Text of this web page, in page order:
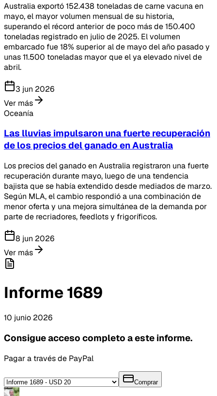
Australia exportó 152.438 toneladas de carne vacuna en
mayo, el mayor volumen mensual de su historia,
superando el récord anterior de poco más de 150.400
toneladas registrado en julio de 2025. El volumen
embarcado fue 18% superior al de mayo del año pasado y
unas 11.500 toneladas mayor que el ya elevado nivel de
abril.
3 jun 2026
Ver más
Oceanía
Las lluvias impulsaron una fuerte recuperación
de los precios del ganado en Australia
Los precios del ganado en Australia registraron una fuerte
recuperación durante mayo, luego de una tendencia
bajista que se había extendido desde mediados de marzo.
Según MLA, el cambio respondió a una combinación de
menor oferta y una mejora simultánea de la demanda por
parte de recriadores, feedlots y frigoríficos.
8 jun 2026
Ver más
Informe1689
10 junio 2026
Consigue acceso completo a este informe.
Pagar a través de PayPal
Comprar